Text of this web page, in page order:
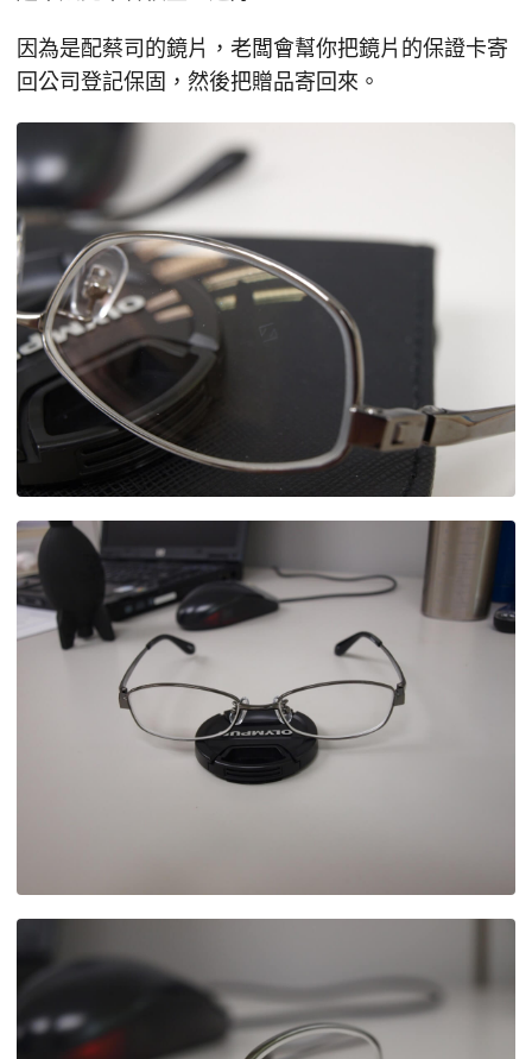
因為是配蔡司的鏡片，老闆會幫你把鏡片的保證卡寄
回公司登記保固，然後把贈品寄回來。